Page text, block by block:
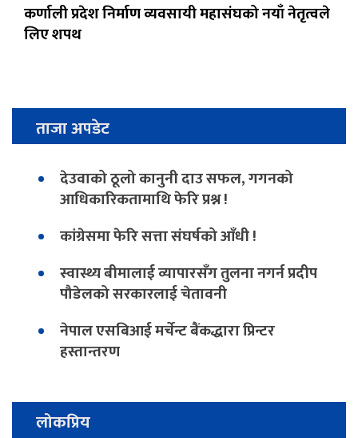
कर्णाली प्रदेश निर्माण व्यवसायी महासंघको नयाँ नेतृत्वले
लिए शपथ
ताजा अपडेट
देउवाको ठूलो कानुनी दाउ सफल, गगनको
आधिकारिकतामाथि फेरि प्रश्न !
कांग्रेसमा फेरि सत्ता संघर्षको आँधी !
स्वास्थ्य बीमालाई व्यापारसँग तुलना नगर्न प्रदीप
पौडेलको सरकारलाई चेतावनी
नेपाल एसबिआई मर्चेन्ट बैंकद्धारा प्रिन्टर
हस्तान्तरण
लोकप्रिय